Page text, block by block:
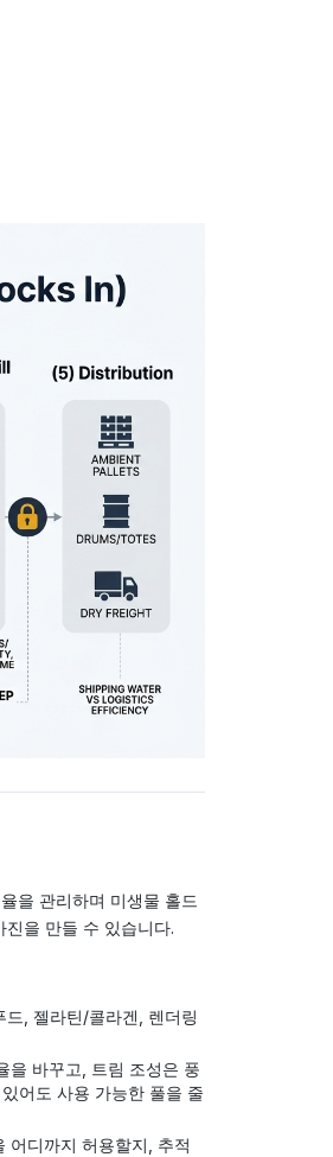
을 관리하며 미생물 홀드
을 만들 수 있습니다.
드, 젤라틴/콜라겐, 렌더링
을 바꾸고, 트림 조성은 풍
어도 사용 가능한 풀을 줄
어디까지 허용할지, 추적